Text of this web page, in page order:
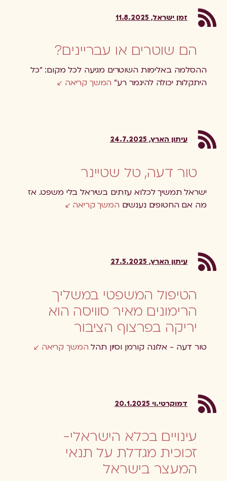
זמן ישראל, 11.8.2025
הם שוטרים או עבריינים?
ההסלמה באלימות השוטרים מגיעה לכל מקום: "כל
היתקלות יכולה להיגמר רע" המשך קריאה
עיתון הארץ, 24.7.2025
טור דעה, טל שטיינר
ישראל תמשיך לכלוא עזתים בשיראל בלי משפט. אז
מה אם החטופים נענשיםהמשך קריאה
עיתון הארץ, 27.5.2025
הטיפול המשפטי במשליך
הרימונים מאיר סוויסה הוא
יריקה בפרצוף הציבור
טור דעה - אלונה קורמן וסיון תהלהמשך קריאה
דמוקרטי.וי 20.1.2025
עינויים בכלא הישראלי-
זכוכית מגדלת על תנאי
המעצר בישראל